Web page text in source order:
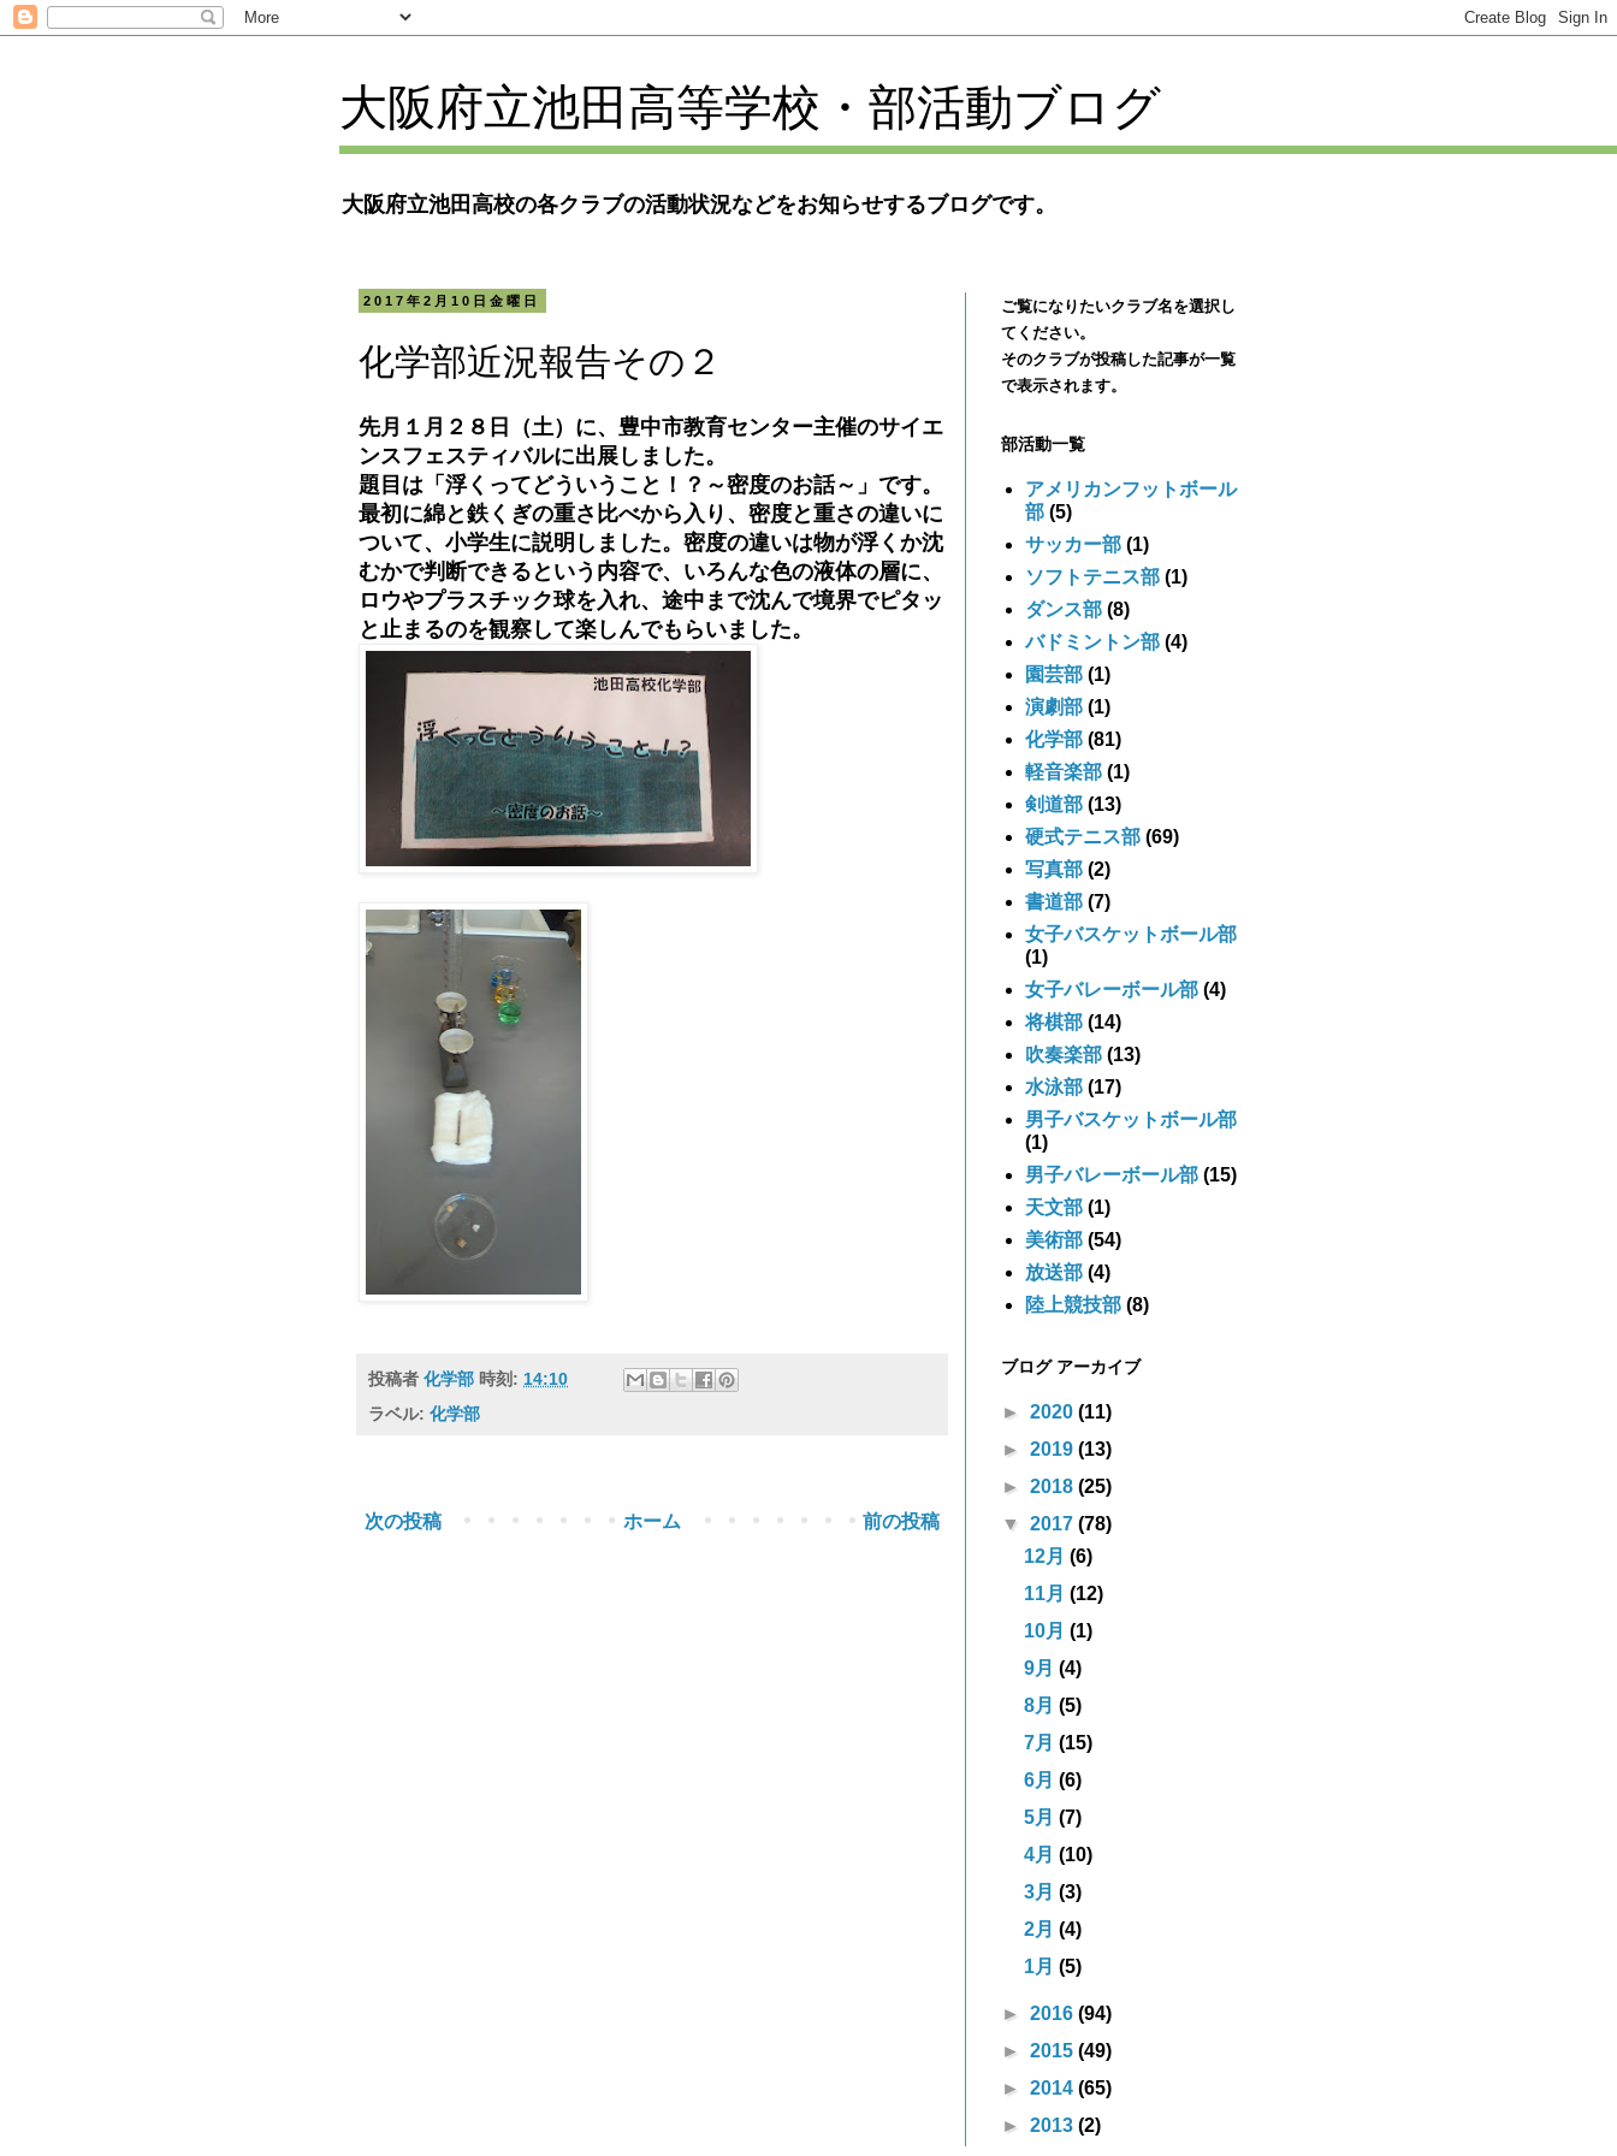
大阪府立池田高等学校・部活動ブログ
大阪府立池田高校の各クラブの活動状況などをお知らせするブログです。
2017年2月10日金曜日
化学部近況報告その２
先月１月２８日（土）に、豊中市教育センター主催のサイエ
ンスフェスティバルに出展しました。
題目は「浮くってどういうこと！？～密度のお話～」です。
最初に綿と鉄くぎの重さ比べから入り、密度と重さの違いに
ついて、小学生に説明しました。密度の違いは物が浮くか沈
むかで判断できるという内容で、いろんな色の液体の層に、
ロウやプラスチック球を入れ、途中まで沈んで境界でピタッ
と止まるのを観察して楽しんでもらいました。
投稿者 化学部 時刻: 14:10
ラベル: 化学部
次の投稿 前の投稿
ホーム
ご覧になりたいクラブ名を選択し
てください。
そのクラブが投稿した記事が一覧
で表示されます。
部活動一覧
アメリカンフットボール
部 (5)
サッカー部 (1)
ソフトテニス部 (1)
ダンス部 (8)
バドミントン部 (4)
園芸部 (1)
演劇部 (1)
化学部 (81)
軽音楽部 (1)
剣道部 (13)
硬式テニス部 (69)
写真部 (2)
書道部 (7)
女子バスケットボール部
(1)
女子バレーボール部 (4)
将棋部 (14)
吹奏楽部 (13)
水泳部 (17)
男子バスケットボール部
(1)
男子バレーボール部 (15)
天文部 (1)
美術部 (54)
放送部 (4)
陸上競技部 (8)
ブログ アーカイブ
► 2020 (11)
► 2019 (13)
► 2018 (25)
▼ 2017 (78)
12月(6)
11月(12)
10月(1)
9月(4)
8月(5)
7月(15)
6月(6)
5月(7)
4月(10)
3月(3)
2月(4)
1月(5)
► 2016 (94)
► 2015 (49)
► 2014 (65)
► 2013 (2)